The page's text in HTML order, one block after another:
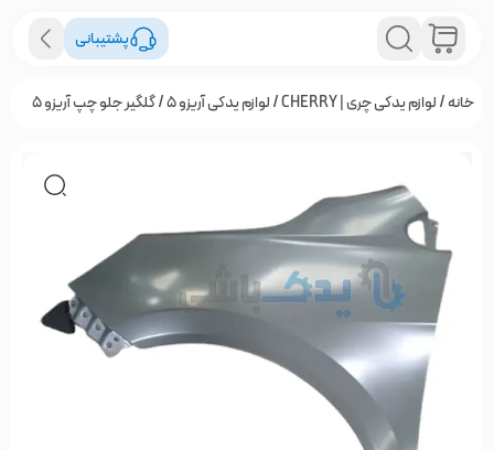
پشتیبانی
خانه/لوازم یدکی چری | CHERRY /لوازم یدکی آریزو 5 / گلگیر جلو چپ آریزو 5